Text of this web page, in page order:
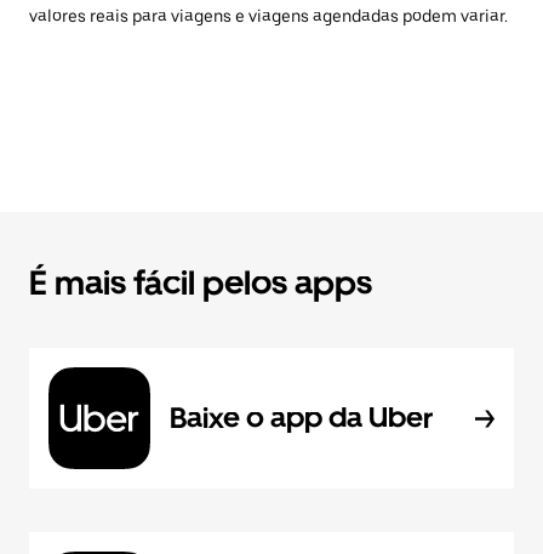
valores reais para viagens e viagens agendadas podem variar.
É mais fácil pelos apps
Baixe o app da Uber